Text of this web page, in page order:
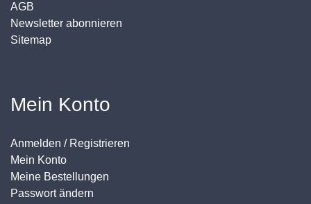
AGB
Newsletter abonnieren
Sitemap
Mein Konto
Anmelden / Registrieren
Mein Konto
Meine Bestellungen
Passwort ändern